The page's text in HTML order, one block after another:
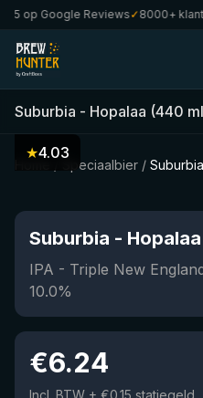
op Google Reviews✓8000+
Suburbia - Hopalaa (440
Speciaalbier / Suburbia
★4.03
Suburbia - Hopalaa
IPA - Triple New
10.0%
€6.24
Incl. BTW + €0.15 statiegeld